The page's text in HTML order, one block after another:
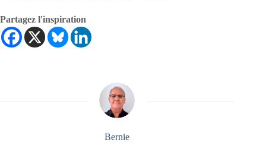
Partagez l'inspiration
Bernie